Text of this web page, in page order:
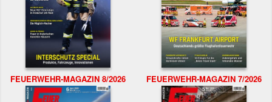
FEUERWEHR-MAGAZIN 8/2026 FEUERWEHR-MAGAZIN 7/2026